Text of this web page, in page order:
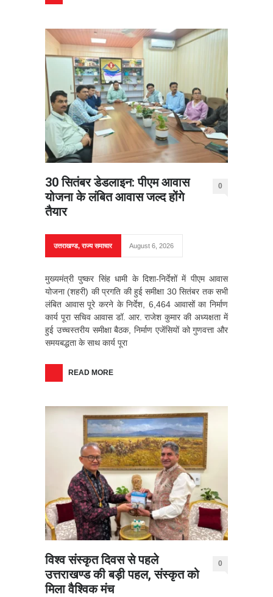
30 सितंबर डेडलाइन: पीएम आवास
योजना के लंबित आवास जल्द होंगे
तैयार
0
उत्तराखण्ड,राज्य समाचार August 6, 2026
मुख्यमंत्री पुष्कर सिंह धामी के दिशा-निर्देशों में पीएम आवास
योजना (शहरी) की प्रगति की हुई समीक्षा 30 सितंबर तक सभी
लंबित आवास पूरे करने के निर्देश, 6,464 आवासों का निर्माण
कार्य पूरा सचिव आवास डॉ. आर. राजेश कुमार की अध्यक्षता में
हुई उच्चस्तरीय समीक्षा बैठक, निर्माण एजेंसियों को गुणवत्ता और
समयबद्धता के साथ कार्य पूरा
READ MORE
विश्व संस्कृत दिवस से पहले
उत्तराखण्ड की बड़ी पहल, संस्कृत को
मिला वैश्विक मंच
0